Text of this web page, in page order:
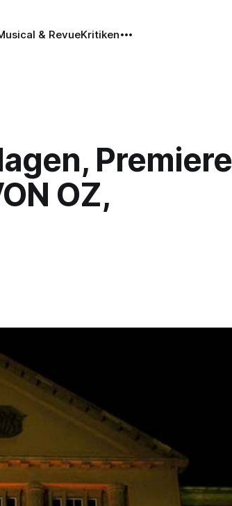
& RevueKritiken
Premiere
OZ,